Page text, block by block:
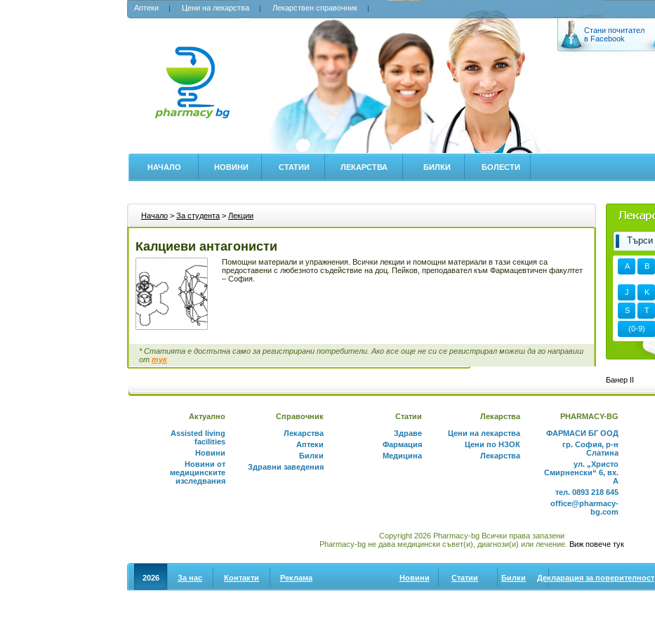
Аптеки Цени на лекарства Лекарствен справочник
Стани почитател
в Facebook
НАЧАЛО НОВИНИ СТАТИИ ЛЕКАРСТВА БИЛКИ БОЛЕСТИ
Начало > За студента > Лекции
Калциеви антагонисти
Помощни материали и упражнения. Всички лекции и помощни материали в тази секция са
предоставени с любезното съдействие на доц. Пейков, преподавател към Фармацевтичен факултет
– София.
* Статията е достъпна само за регистрирани потребители. Ако все още не си се регистрирал можеш да го направиш
от тук
A B
J K
S T
(0-9)
Банер II
Актуално
Assisted living
facilities
Новини
Новини от
медицинските
изследвания
Справочник
Лекарства
Аптеки
Билки
Здравни заведения
Статии
Здраве
Фармация
Медицина
Лекарства
Цени на лекарства
Цени по НЗОК
Лекарства
PHARMACY-BG
ФАРМАСИ БГ ООД
гр. София, р-н
Слатина
ул. „Христо
Смирненски“ 6, вх.
А
тел. 0893 218 645
office@pharmacy-
bg.com
Copyright 2026 Pharmacy-bg Всички права запазени
Pharmacy-bg не дава медицински съвет(и), диагнози(и) или лечение. Виж повече тук
2026 За нас Контакти Реклама Новини Статии Билки Декларация за поверителност